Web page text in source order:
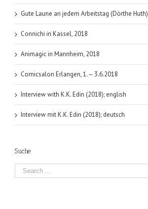
Gute Laune an jedem Arbeitstag (Dörthe Huth)
Connichi in Kassel, 2018
Animagic in Mannheim, 2018
Comicsalon Erlangen, 1. – 3.6.2018
Interview with K.K. Edin (2018); english
Interview mit K.K. Edin (2018); deutsch
Suche